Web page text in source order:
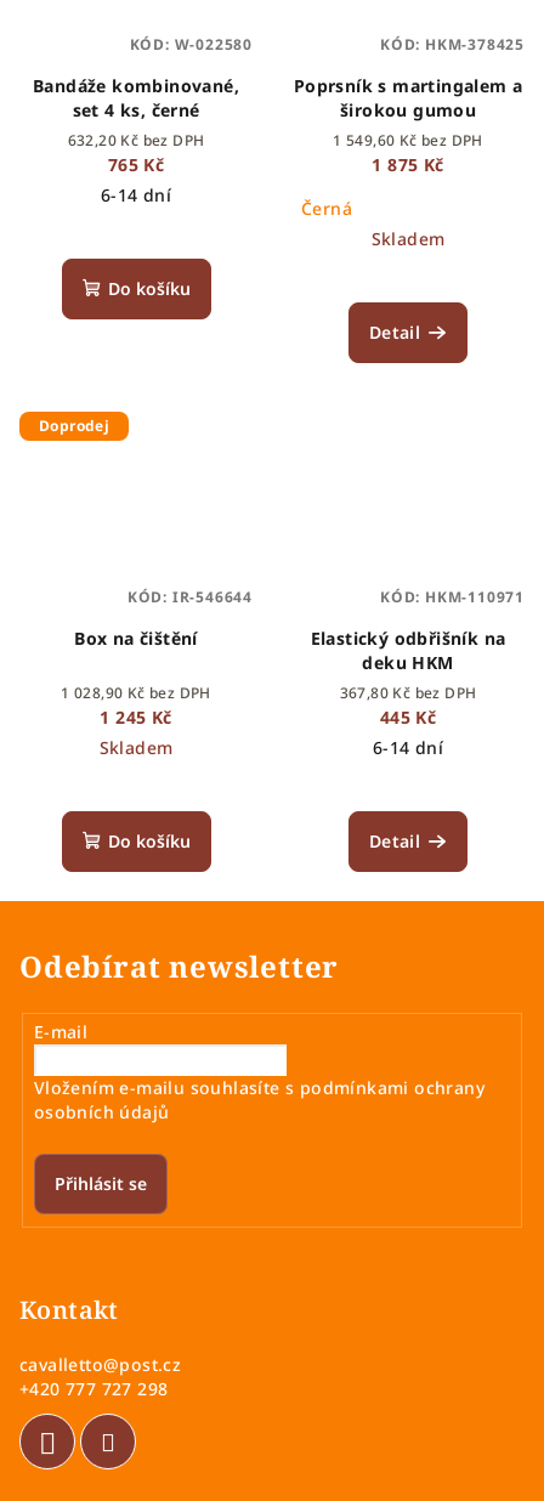
Bandáže kombinované,
set 4 ks, černé
632,20 Kč bez DPH
765 Kč
6-14 dní
Do košíku
KÓD: W-022580
Poprsník s martingalem a
širokou gumou
1 549,60 Kč bez DPH
1 875 Kč
Černá
Skladem
Detail
KÓD: HKM-378425
Doprodej
Box na čištění
1 028,90 Kč bez DPH
1 245 Kč
Skladem
Do košíku
KÓD: IR-546644
Elastický odbřišník na
deku HKM
367,80 Kč bez DPH
445 Kč
6-14 dní
Detail
KÓD: HKM-110971
Odebírat newsletter
E-mail
Vložením e-mailu souhlasíte s podmínkami ochrany
osobních údajů
Přihlásit se
Kontakt
cavalletto@post.cz
+420 777 727 298